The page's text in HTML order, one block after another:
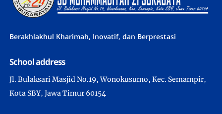
Berakhlakhul Kharimah, Inovatif, dan Berprestasi
School address
Jl. Bulaksari Masjid No.19, Wonokusumo, Kec. Semampir,
Kota SBY, Jawa Timur 60154